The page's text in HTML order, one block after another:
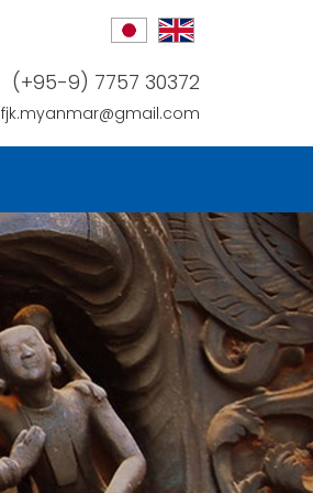
(+95-9) 7757 30372
fjk.myanmar@gmail.com